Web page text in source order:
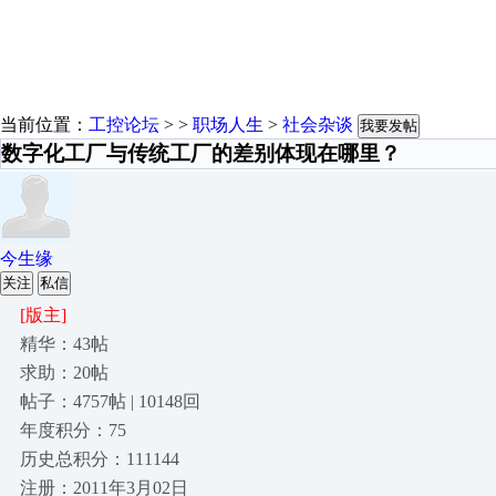
当前位置： 工控论坛 > > 职场人生 > 社会杂谈 我要发帖
数字化工厂与传统工厂的差别体现在哪里？
今生缘
关注 私信
[版主]
精华：43帖
求助：20帖
帖子：4757帖 | 10148回
年度积分：75
历史总积分：111144
注册：2011年3月02日